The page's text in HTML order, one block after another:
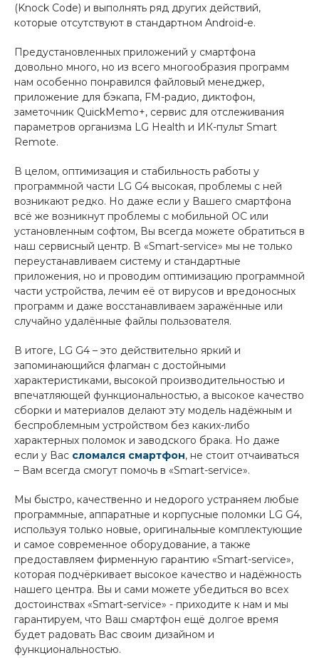
(Knock Code) и выполнять ряд других действий,
которые отсутствуют в стандартном Android-е.
Предустановленных приложений у смартфона
довольно много, но из всего многообразия программ
нам особенно понравился файловый менеджер,
приложение для бэкапа, FM-радио, диктофон,
заметочник QuickMemo+, сервис для отслеживания
параметров организма LG Health и ИК-пульт Smart
Remote.
В целом, оптимизация и стабильность работы у
программной части LG G4 высокая, проблемы с ней
возникают редко. Но даже если у Вашего смартфона
всё же возникнут проблемы с мобильной ОС или
установленным софтом, Вы всегда можете обратиться в
наш сервисный центр. В «Smart-service» мы не только
переустанавливаем систему и стандартные
приложения, но и проводим оптимизацию программной
части устройства, лечим её от вирусов и вредоносных
программ и даже восстанавливаем заражённые или
случайно удалённые файлы пользователя.
В итоге, LG G4 – это действительно яркий и
запоминающийся флагман с достойными
характеристиками, высокой производительностью и
впечатляющей функциональностью, а высокое качество
сборки и материалов делают эту модель надёжным и
беспроблемным устройством без каких-либо
характерных поломок и заводского брака. Но даже
если у Вас cломался смартфон, не стоит отчаиваться
– Вам всегда смогут помочь в «Smart-service».
Мы быстро, качественно и недорого устраняем любые
программные, аппаратные и корпусные поломки LG G4,
используя только новые, оригинальные комплектующие
и самое современное оборудование, а также
предоставляем фирменную гарантию «Smart-service»,
которая подчёркивает высокое качество и надёжность
нашего центра. Вы и сами можете убедиться во всех
достоинствах «Smart-service» - приходите к нам и мы
гарантируем, что Ваш смартфон ещё долгое время
будет радовать Вас своим дизайном и
функциональностью.